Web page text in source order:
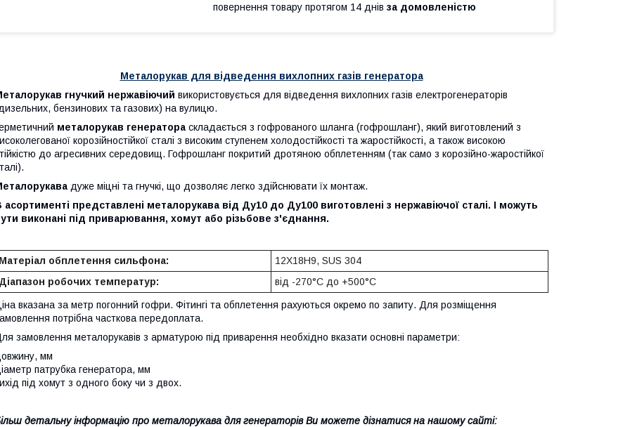
повернення товару протягом 14 днів за домовленістю
Металорукав для відведення вихлопних газів генератора
гнучкий нержавіючий використовується для відведення вихлопних газів електрогенераторів
бензинових та газових) на вулицю.
металорукав генератора складається з гофрованого шланга (гофрошланг), який виготовлений з
корозійностійкої сталі з високим ступенем холодостійкості та жаростійкості, а також високою
до агресивних середовищ. Гофрошланг покритий дротяною обплетенням (так само з корозійно-жаростійкої
дуже міцні та гнучкі, що дозволяє легко здійснювати їх монтаж.
асортименті представлені металорукава від Ду10 до Ду100 виготовлені з нержавіючої сталі. І можуть
виконані під приварювання, хомут або різьбове з'єднання.
Матеріал обплетення сильфона:
12Х18Н9, SUS 304
Діапазон робочих температур:
від -270°С до +500°С
вказана за метр погонний гофри. Фітингі та обплетення рахуються окремо по запиту. Для розміщення
потрібна часткова передоплата.
замовлення металорукавів з арматурою під приварення необхідно вказати основні параметри:
мм
патрубка генератора, мм
під хомут з одного боку чи з двох.
детальну інформацію про металорукава для генераторів Ви можете дізнатися на нашому сайті: